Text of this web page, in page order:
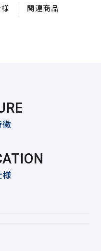
関連商品
徴
様